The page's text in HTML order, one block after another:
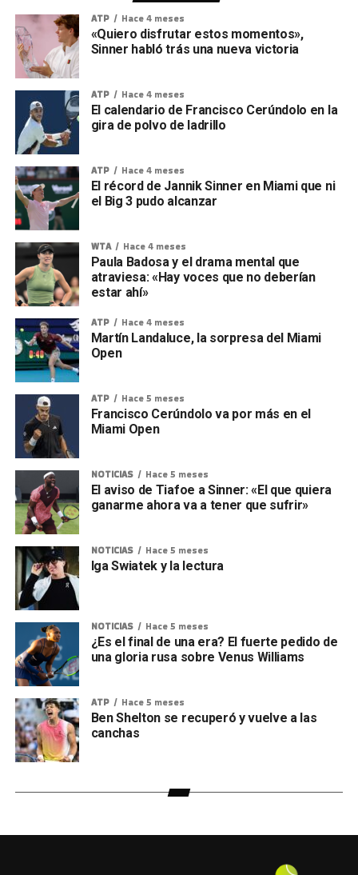
ATP Hace 4 meses
«Quiero disfrutar estos momentos»,
Sinner habló trás una nueva victoria
ATP Hace 4 meses
El calendario de Francisco Cerúndolo en la
gira de polvo de ladrillo
ATP Hace 4 meses
El récord de Jannik Sinner en Miami que ni
el Big 3 pudo alcanzar
WTA Hace 4 meses
Paula Badosa y el drama mental que
atraviesa: «Hay voces que no deberían
estar ahí»
ATP Hace 4 meses
Martín Landaluce, la sorpresa del Miami
Open
ATP Hace 5 meses
Francisco Cerúndolo va por más en el
Miami Open
NOTICIAS Hace 5 meses
El aviso de Tiafoe a Sinner: «El que quiera
ganarme ahora va a tener que sufrir»
NOTICIAS Hace 5 meses
Iga Swiatek y la lectura
NOTICIAS Hace 5 meses
¿Es el final de una era? El fuerte pedido de
una gloria rusa sobre Venus Williams
ATP Hace 5 meses
Ben Shelton se recuperó y vuelve a las
canchas